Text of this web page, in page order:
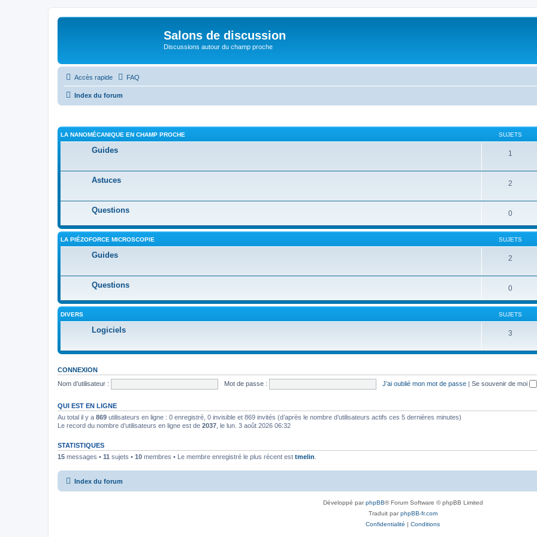
Salons de discussion
Discussions autour du champ proche
Accès rapide FAQ
Index du forum
LA NANOMÉCANIQUE EN CHAMP PROCHE SUJETS
Guides 1
Astuces 2
Questions 0
LA PIÉZOFORCE MICROSCOPIE SUJETS
Guides 2
Questions 0
DIVERS SUJETS
Logiciels 3
CONNEXION
Nom d’utilisateur :
Mot de passe : J’ai oublié mon mot de passe | Se souvenir de moi
QUI EST EN LIGNE
Au total il y a 869 utilisateurs en ligne : 0 enregistré, 0 invisible et 869 invités (d’après le nombre d’utilisateurs actifs ces 5 dernières minutes)
Le record du nombre d’utilisateurs en ligne est de 2037 , le lun. 3 août 2026 06:32
STATISTIQUES
15 messages • 11 sujets • 10 membres • Le membre enregistré le plus récent est tmelin
Index du forum
Développé parphpBB® Forum Software © phpBB Limited
Traduit parphpBB-fr.com
Confidentialité | Conditions